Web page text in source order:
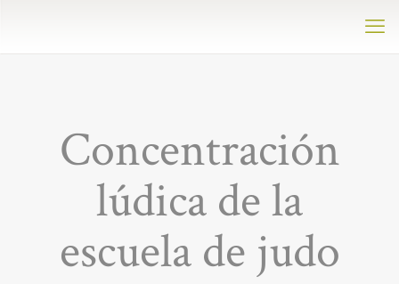
Concentración
lúdica de la
escuela de judo